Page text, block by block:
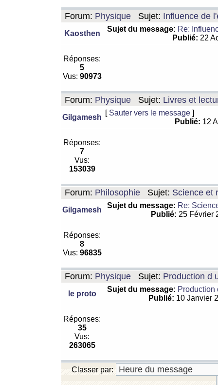
Forum: Physique Sujet: Influence de
Kaosthen
Sujet du message: Re:
Publié: 22
Réponses:
5
Vus: 90973
Forum: Physique Sujet: Livres et
Gilgamesh
[ Sauter vers le message ]
Publié: 12
Réponses:
7
Vus:
153039
Forum: Philosophie Sujet: Science et
Gilgamesh
Sujet du message: Re:
Publié: 25 Février
Réponses:
8
Vus: 96835
Forum: Physique Sujet: Production d
le proto
Sujet du message: Production
Publié: 10 Janvier
Réponses:
35
Vus:
263065
Classer par: